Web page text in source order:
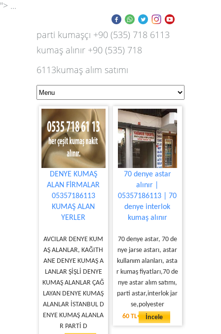
"> ...
parti kumaşçı +90 (535) 718 6113
kumaş alınır +90 (535) 718
6113kumaş alım satımı
DENYE KUMAŞ
ALAN FİRMALAR
05357186113
KUMAŞ ALAN
YERLER
AVCILAR DENYE KUM
AŞ ALANLAR, KAĞITH
ANE DENYE KUMAŞ A
LANLAR ŞİŞLİ DENYE
KUMAŞ ALANLAR ÇAĞ
LAYAN DENYE KUMAŞ
ALANLAR İSTANBUL D
ENYE KUMAŞ ALANLA
R PARTİ D
70 denye astar
alınır |
05357186113 | 70
denye interlok
kumaş alınır
70 denye astar, 70 de
nye jarse astarı, astar
kullanım alanları, asta
r kumaş fiyatları,70 de
nye astar alım satımı,
parti astar,interlok jar
se,polyester
60 TL
İncele